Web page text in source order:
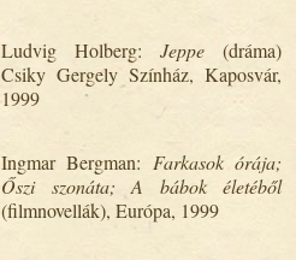
Ludvig Holberg: Jeppe (dráma)
Csiky Gergely Színház, Kaposvár,
1999
Ingmar Bergman: Farkasok órája;
Őszi szonáta; A bábok életéből
(filmnovellák), Európa, 1999